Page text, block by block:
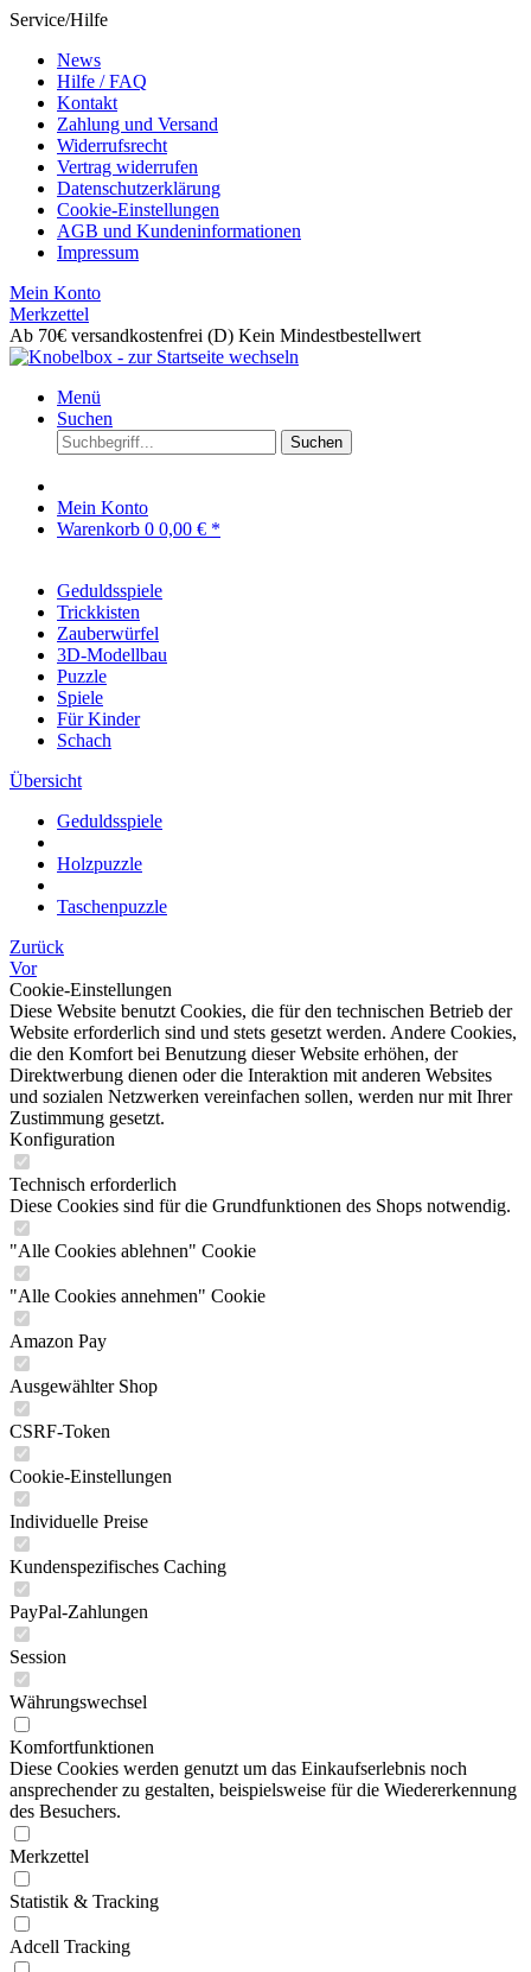
Service/Hilfe
News
Hilfe / FAQ
Kontakt
Zahlung und Versand
Widerrufsrecht
Vertrag widerrufen
Datenschutzerklärung
Cookie-Einstellungen
AGB und Kundeninformationen
Impressum
Mein Konto
Merkzettel
Ab 70€ versandkostenfrei (D) Kein Mindestbestellwert
Menü
Suchen
Suchen
Mein Konto
Warenkorb 0 0,00 € *
Geduldsspiele
Trickkisten
Zauberwürfel
3D-Modellbau
Puzzle
Spiele
Für Kinder
Schach
Übersicht
Geduldsspiele
Holzpuzzle
Taschenpuzzle
Zurück
Vor
Cookie-Einstellungen
Diese Website benutzt Cookies, die für den technischen Betrieb der
Website erforderlich sind und stets gesetzt werden. Andere Cookies,
die den Komfort bei Benutzung dieser Website erhöhen, der
Direktwerbung dienen oder die Interaktion mit anderen Websites
und sozialen Netzwerken vereinfachen sollen, werden nur mit Ihrer
Zustimmung gesetzt.
Konfiguration
Technisch erforderlich
Diese Cookies sind für die Grundfunktionen des Shops notwendig.
"Alle Cookies ablehnen" Cookie
"Alle Cookies annehmen" Cookie
Amazon Pay
Ausgewählter Shop
CSRF-Token
Cookie-Einstellungen
Individuelle Preise
Kundenspezifisches Caching
PayPal-Zahlungen
Session
Währungswechsel
Komfortfunktionen
Diese Cookies werden genutzt um das Einkaufserlebnis noch
ansprechender zu gestalten, beispielsweise für die Wiedererkennung
des Besuchers.
Merkzettel
Statistik & Tracking
Adcell Tracking